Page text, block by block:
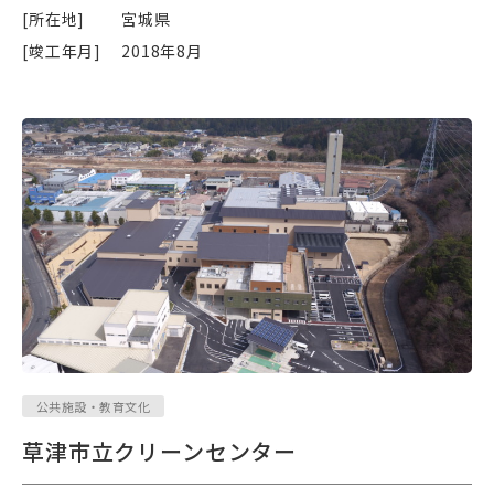
[所在地]
宮城県
[竣工年月]
2018年8月
公共施設・教育文化
草津市立クリーンセンター